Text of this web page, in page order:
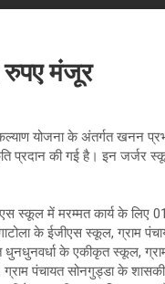
रुपए मंजूर
योजना के अंतर्गत खनन
की गई है। इन जर्जर स्कूल
स्कूल में मरम्मत कार्य के लिए
के ईजीएस स्कूल, ग्राम
धुनधुनवर्धा के एकीकृत स्कूल,
पंचायत सोनगुड्डा के